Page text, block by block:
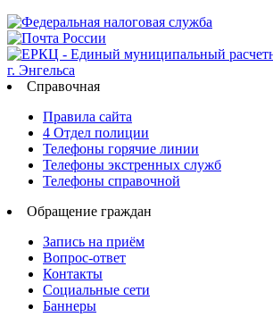
Справочная
Правила сайта
4 Отдел полиции
Телефоны горячие линии
Телефоны экстренных служб
Телефоны справочной
Обращение граждан
Запись на приём
Вопрос-ответ
Контакты
Социальные сети
Баннеры